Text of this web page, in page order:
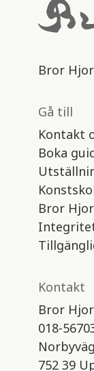
Bror
Gå till
Kontakt
Boka
Bror
Kontakt
Bror
018-
752 39